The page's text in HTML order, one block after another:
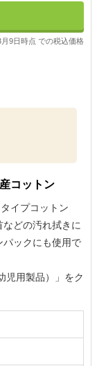
9日時点 での税込価格
コットン
タイプコットン
どの汚れ拭きに
ックにも使用で
児用製品）」をク